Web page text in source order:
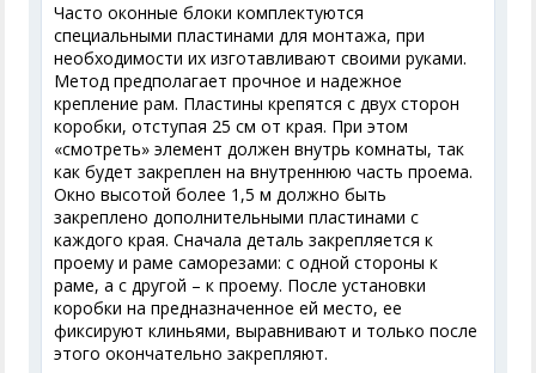
Часто оконные блоки комплектуются
специальными пластинами для монтажа, при
необходимости их изготавливают своими руками.
Метод предполагает прочное и надежное
крепление рам. Пластины крепятся с двух сторон
коробки, отступая 25 см от края. При этом
«смотреть» элемент должен внутрь комнаты, так
как будет закреплен на внутреннюю часть проема.
Окно высотой более 1,5 м должно быть
закреплено дополнительными пластинами с
каждого края. Сначала деталь закрепляется к
проему и раме саморезами: с одной стороны к
раме, а с другой – к проему. После установки
коробки на предназначенное ей место, ее
фиксируют клиньями, выравнивают и только после
этого окончательно закрепляют.